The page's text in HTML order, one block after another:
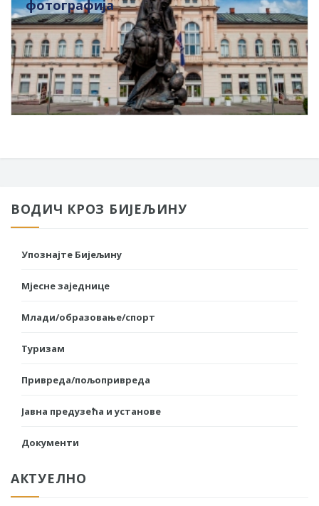
фотографија
ВОДИЧ КРОЗ БИЈЕЉИНУ
Упознајте Бијељину
Мјесне заједнице
Млади/образовање/спорт
Туризам
Привреда/пољопривреда
Јавна предузећа и установе
Документи
АКТУЕЛНО